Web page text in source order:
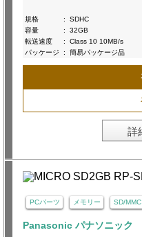
規格
:
SDHC
容量
:
32GB
転送速度
:
Class 10 10MB/s
パッケージ
: 簡易パッケージ品
詳
PCパーツ メモリー SD/MMC
Panasonic パナソニック